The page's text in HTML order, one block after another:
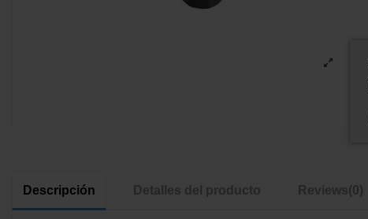
Descripción Detalles del producto Reviews(0)